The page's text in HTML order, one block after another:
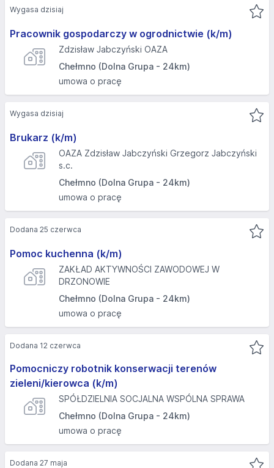
Pracownik gospodarczy w ogrodnictwie (k/m)
Zdzisław Jabczyński OAZA
Chełmno (Dolna Grupa - 24km)
umowa o pracę
Wygasa dzisiaj
Brukarz (k/m)
OAZA Zdzisław Jabczyński Grzegorz Jabczyński
s.c.
Chełmno (Dolna Grupa - 24km)
umowa o pracę
Wygasa dzisiaj
Pomoc kuchenna (k/m)
ZAKŁAD AKTYWNOŚCI ZAWODOWEJ W
DRZONOWIE
Chełmno (Dolna Grupa - 24km)
umowa o pracę
Dodana 25 czerwca
Pomocniczy robotnik konserwacji terenów
zieleni/kierowca (k/m)
SPÓŁDZIELNIA SOCJALNA WSPÓLNA SPRAWA
Chełmno (Dolna Grupa - 24km)
umowa o pracę
Dodana 12 czerwca
Dodana 27 maja